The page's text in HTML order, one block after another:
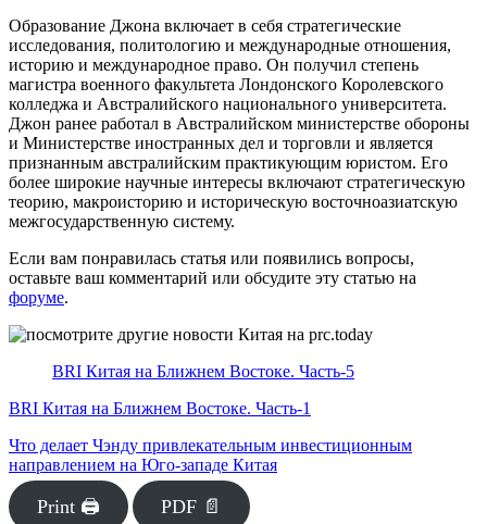
Образование Джона включает в себя стратегические
исследования, политологию и международные отношения,
историю и международное право. Он получил степень
магистра военного факультета Лондонского Королевского
колледжа и Австралийского национального университета.
Джон ранее работал в Австралийском министерстве обороны
и Министерстве иностранных дел и торговли и является
признанным австралийским практикующим юристом. Его
более широкие научные интересы включают стратегическую
теорию, макроисторию и историческую восточноазиатскую
межгосударственную систему.
Если вам понравилась статья или появились вопросы,
оставьте ваш комментарий или обсудите эту статью на
форуме.
BRI Китая на Ближнем Востоке. Часть-5
BRI Китая на Ближнем Востоке. Часть-1
Что делает Чэнду привлекательным инвестиционным
направлением на Юго-западе Китая
Print 🖨 PDF 📄